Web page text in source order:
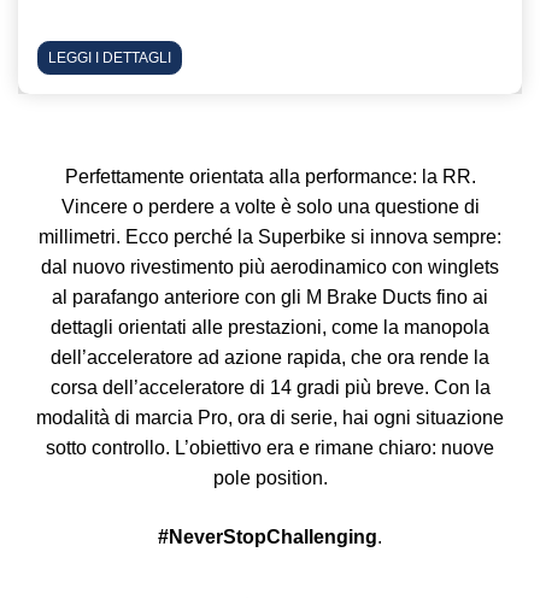
LEGGI I DETTAGLI
Perfettamente orientata alla performance: la RR.
Vincere o perdere a volte è solo una questione di
millimetri. Ecco perché la Superbike si innova sempre:
dal nuovo rivestimento più aerodinamico con winglets
al parafango anteriore con gli M Brake Ducts fino ai
dettagli orientati alle prestazioni, come la manopola
dell’acceleratore ad azione rapida, che ora rende la
corsa dell’acceleratore di 14 gradi più breve. Con la
modalità di marcia Pro, ora di serie, hai ogni situazione
sotto controllo. L’obiettivo era e rimane chiaro: nuove
pole position.
#NeverStopChallenging.